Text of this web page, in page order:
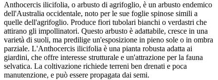
Anthocercis ilicifolia, o arbusto di agrifoglio, è un arbusto endemico
dell'Australia occidentale, noto per le sue foglie spinose simili a
quelle dell'agrifoglio. Produce fiori tubolari bianchi o verdastri che
attirano gli impollinatori. Questo arbusto è adattabile, cresce in una
varietà di suoli, ma predilige un'esposizione in pieno sole o in ombra
parziale. L'Anthocercis ilicifolia è una pianta robusta adatta ai
giardini, che offre interesse strutturale e un'attrazione per la fauna
selvatica. La coltivazione richiede terreni ben drenati e poca
manutenzione, e può essere propagata dai semi.